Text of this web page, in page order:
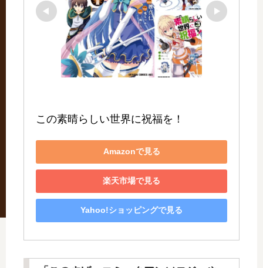
この素晴らしい世界に祝福を！
Amazonで見る
楽天市場で見る
Yahoo!ショッピングで見る